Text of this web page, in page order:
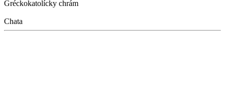
Gréckokatolícky chrám
Chata